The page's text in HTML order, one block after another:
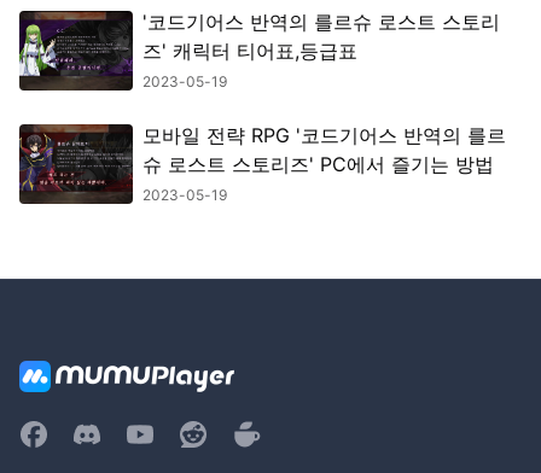
'코드기어스 반역의 를르슈 로스트 스토리
즈' 캐릭터 티어표,등급표
2023-05-19
모바일 전략 RPG '코드기어스 반역의 를르
슈 로스트 스토리즈' PC에서 즐기는 방법
2023-05-19